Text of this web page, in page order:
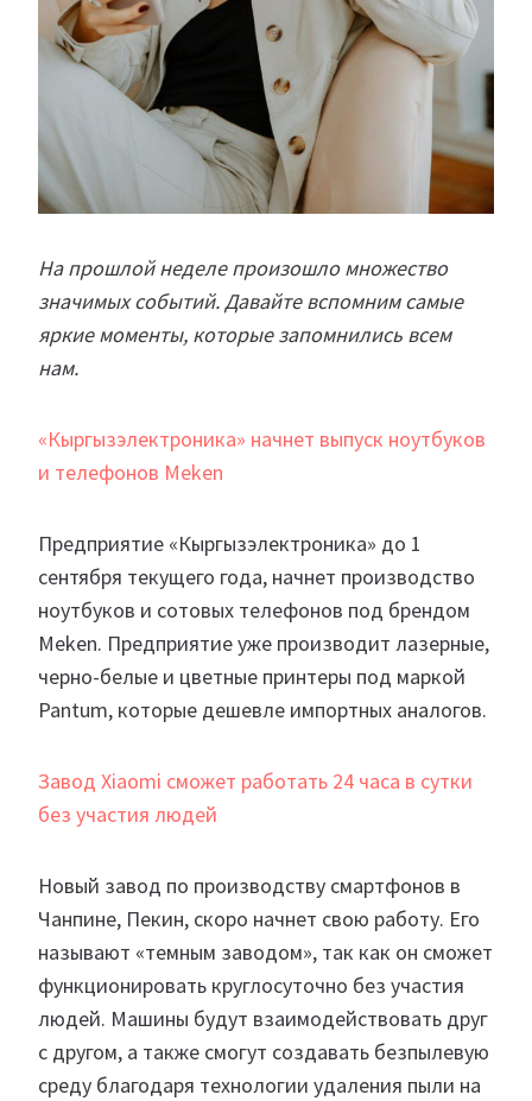
На прошлой неделе произошло множество
значимых событий. Давайте вспомним самые
яркие моменты, которые запомнились всем
нам.
«Кыргызэлектроника» начнет выпуск ноутбуков
и телефонов Meken
Предприятие «Кыргызэлектроника» до 1
сентября текущего года, начнет производство
ноутбуков и сотовых телефонов под брендом
Meken. Предприятие уже производит лазерные,
черно-белые и цветные принтеры под маркой
Pantum, которые дешевле импортных аналогов.
Завод Xiaomi сможет работать 24 часа в сутки
без участия людей
Новый завод по производству смартфонов в
Чанпине, Пекин, скоро начнет свою работу. Его
называют «темным заводом», так как он сможет
функционировать круглосуточно без участия
людей. Машины будут взаимодействовать друг
с другом, а также смогут создавать безпылевую
среду благодаря технологии удаления пыли на